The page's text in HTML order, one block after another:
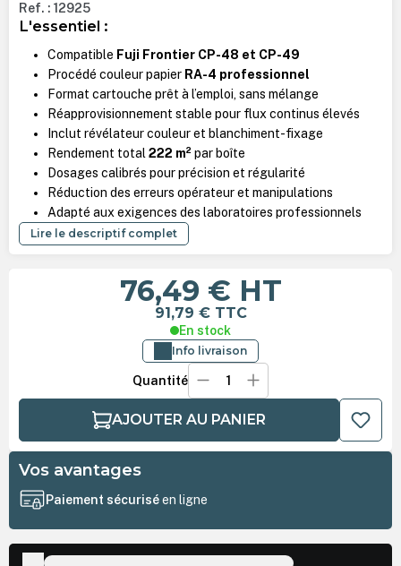
Ref. : 12925
L'essentiel :
Compatible Fuji Frontier CP-48 et CP-49
Procédé couleur papier RA-4 professionnel
Format cartouche prêt à l’emploi, sans mélange
Réapprovisionnement stable pour flux continus élevés
Inclut révélateur couleur et blanchiment-fixage
Rendement total 222 m²par boîte
Dosages calibrés pour précision et régularité
Réduction des erreurs opérateur et manipulations
Adapté aux exigences des laboratoires professionnels
Lire le descriptif complet
76,49 € HT
91,79 € TTC
En stock
Info livraison
Quantité
AJOUTER AU PANIER
Vos avantages
Paiement sécuriséen ligne